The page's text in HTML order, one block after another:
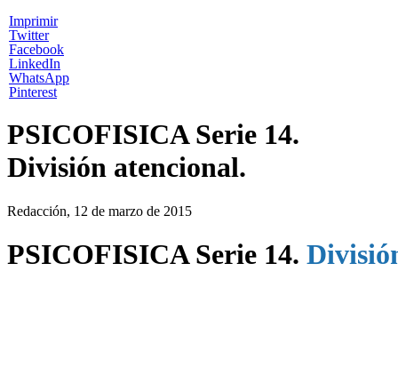
Imprimir
Twitter
Facebook
LinkedIn
WhatsApp
Pinterest
PSICOFISICA Serie 14.
División atencional.
Redacción, 12 de marzo de 2015
PSICOFISICA Serie 14.